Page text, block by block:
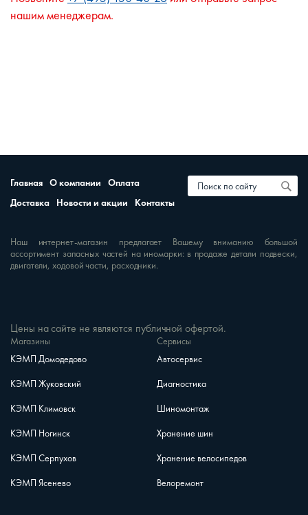
нашим менеджерам.
Главная О компании
Оплата
Доставка
Новости и акции Контакты
Магазины
КЭМП Домодедово
КЭМП Жуковский
КЭМП Климовск
КЭМП Ногинск
КЭМП Серпухов
КЭМП Ясенево
Сервисы
Автосервис
Диагностика
Шиномонтаж
Хранение шин
Хранение велосипедов
Велоремонт
Наш интернет-магазин предлагает Вашему вниманию большой
ассортимент запасных частей на иномарки: в продаже детали подвески,
двигатели, ходовой части, расходники.
Цены на сайте не являются публичной офертой.